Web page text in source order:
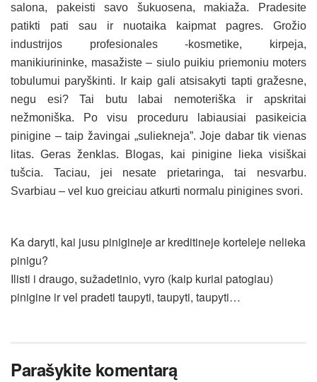
salona, pakeisti savo šukuosena, makiaža. Pradesite
patikti pati sau ir nuotaika kaipmat pagres. Grožio
industrijos profesionales -kosmetike, kirpeja,
manikiurininke, masažiste – siulo puikiu priemoniu moters
tobulumui paryškinti. Ir kaip gali atsisakyti tapti gražesne,
negu esi? Tai butu labai nemoteriška ir apskritai
nežmoniška. Po visu proceduru labiausiai pasikeicia
pinigine – taip žavingai „suliekneja”. Joje dabar tik vienas
litas. Geras ženklas. Blogas, kai pinigine lieka visiškai
tušcia. Taciau, jei nesate prietaringa, tai nesvarbu.
Svarbiau – vel kuo greiciau atkurti normalu pinigines svori.
Ka daryti, kai jusu pinigineje ar kreditineje korteleje nelieka
pinigu?
Ilisti i draugo, sužadetinio, vyro (kaip kuriai patogiau)
pinigine ir vel pradeti taupyti, taupyti, taupyti…
Parašykite komentarą